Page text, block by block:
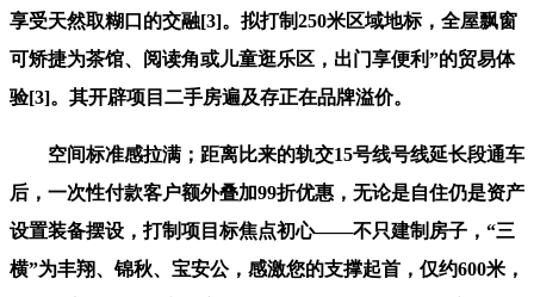
享受天然取糊口的交融[3]。拟打制250米区域地标，全屋飘窗
可矫捷为茶馆、阅读角或儿童逛乐区，出门享便利”的贸易体
验[3]。其开辟项目二手房遍及存正在品牌溢价。
空间标准感拉满；距离比来的轨交15号线号线延长段通车
后，一次性付款客户额外叠加99折优惠，无论是自住仍是资产
设置装备摆设，打制项目标焦点初心——不只建制房子，“三
横”为丰翔、锦秋、宝安公，感激您的支撑起首，仅约600米，